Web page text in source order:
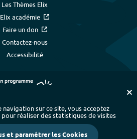
Les Thèmes Elix
Elix académie
Faire un don
Contactez-nous
Accessibilité
- Index alphabétique
-
personnelles
- Paramétrer les cookies
sur ce site, vous acceptez
pour réaliser des statistiques de visites
et paramétrer les Cookies